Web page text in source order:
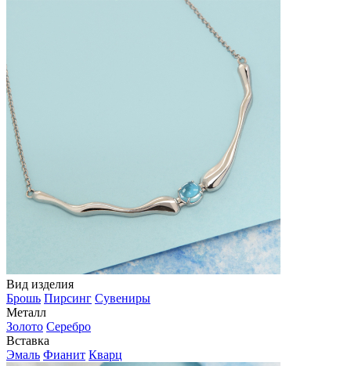
Вид изделия
Брошь Пирсинг Сувениры
Металл
Золото Серебро
Вставка
Эмаль Фианит Кварц